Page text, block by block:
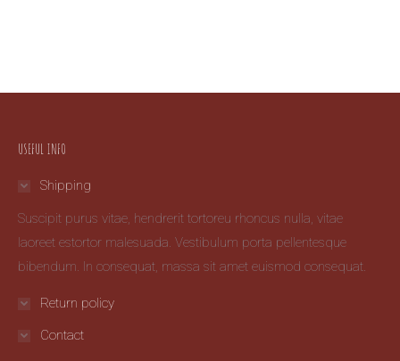
USEFUL INFO
Shipping
Suscipit purus vitae, hendrerit tortoreu rhoncus nulla, vitae
laoreet estortor malesuada. Vestibulum porta pellentesque
bibendum. In consequat, massa sit amet euismod consequat.
Return policy
Contact